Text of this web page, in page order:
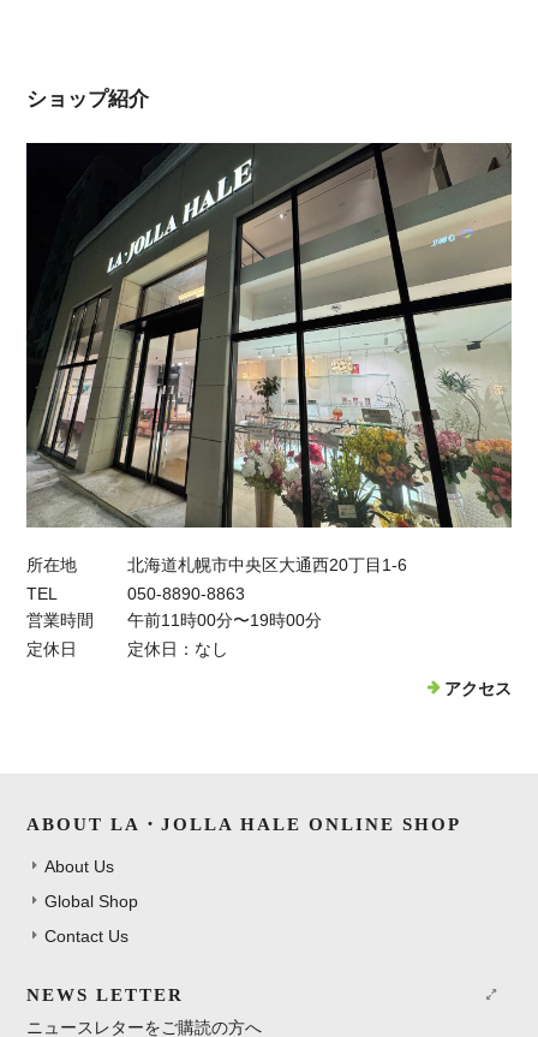
ショップ紹介
所在地
北海道札幌市中央区大通西20丁目1-6
TEL
050-8890-8863
営業時間
午前11時00分〜19時00分
定休日
定休日：なし
アクセス
ABOUT LA・JOLLA HALE ONLINE SHOP
About Us
Global Shop
Contact Us
NEWS LETTER
ニュースレターをご購読の方へ